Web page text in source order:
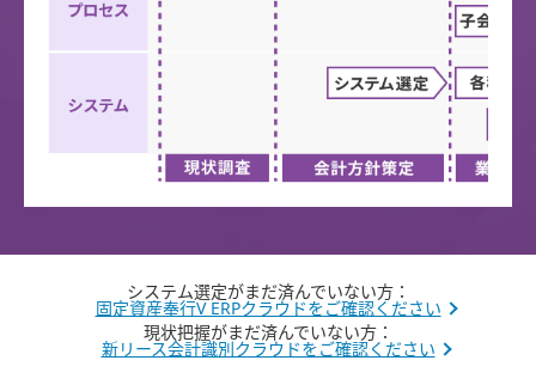
システム選定がまだ済んでいない方：
固定資産奉行V ERPクラウドをご確認ください
現状把握がまだ済んでいない方：
新リース会計識別クラウドをご確認ください